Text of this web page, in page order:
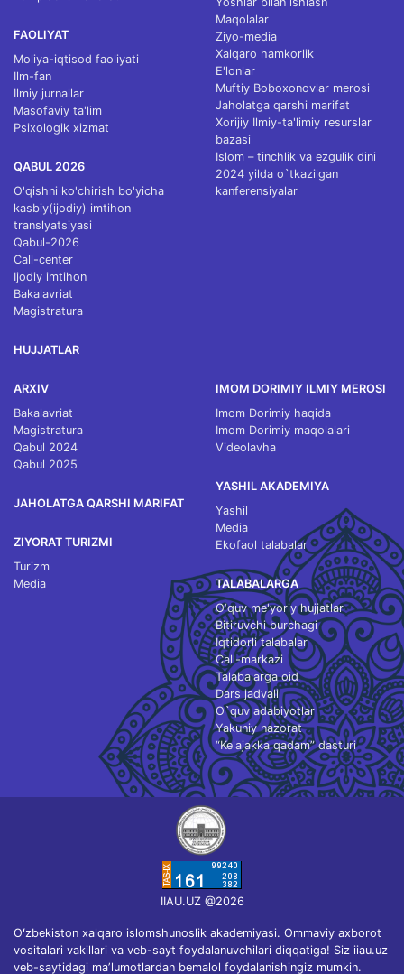
FAOLIYAT
Moliya-iqtisod faoliyati
Ilm-fan
Ilmiy jurnallar
Masofaviy ta'lim
Psixologik xizmat
QABUL 2026
O'qishni ko'chirish bo'yicha
kasbiy(ijodiy) imtihon
translyatsiyasi
Qabul-2026
Call-center
Ijodiy imtihon
Bakalavriat
Magistratura
HUJJATLAR
Maqolalar
Ziyo-media
Xalqaro hamkorlik
E'lonlar
Muftiy Boboxonovlar merosi
Jaholatga qarshi marifat
Xorijiy Ilmiy-ta'limiy resurslar
bazasi
Islom – tinchlik va ezgulik dini
2024 yilda o`tkazilgan
kanferensiyalar
ARXIV
Bakalavriat
Magistratura
Qabul 2024
Qabul 2025
JAHOLATGA QARSHI MARIFAT
ZIYORAT TURIZMI
Turizm
Media
IMOM DORIMIY ILMIY MEROSI
Imom Dorimiy haqida
Imom Dorimiy maqolalari
Videolavha
YASHIL AKADEMIYA
Yashil
Media
Ekofaol talabalar
TALABALARGA
O‘quv me'yoriy hujjatlar
Bitiruvchi burchagi
Iqtidorli talabalar
Call-markazi
Talabalarga oid
Dars jadvali
O`quv adabiyotlar
Yakuniy nazorat
“Kelajakka qadam” dasturi
IIAU.UZ @2026
Oʻzbekiston xalqaro islomshunoslik akademiyasi. Ommaviy axborot
vositalari vakillari va veb-sayt foydalanuvchilari diqqatiga! Siz iiau.uz
veb-saytidagi maʼlumotlardan bemalol foydalanishingiz mumkin.